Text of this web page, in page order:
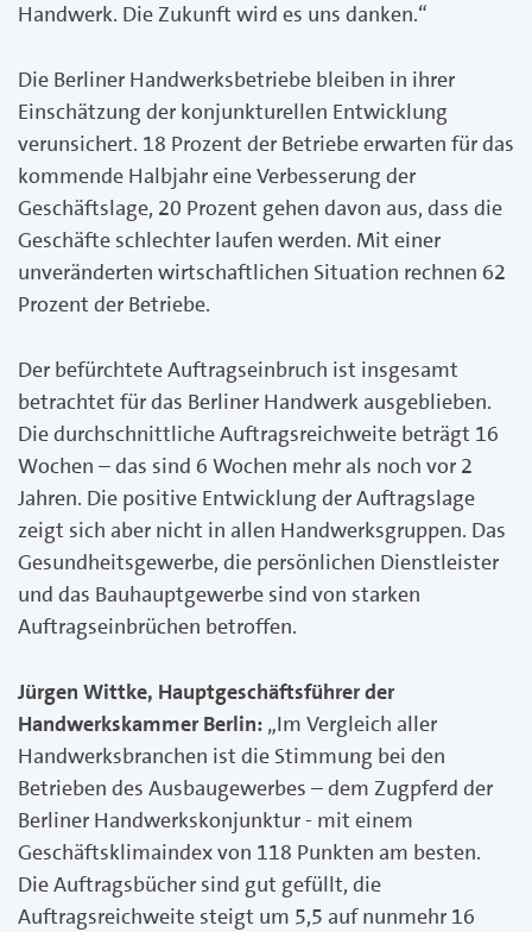
Handwerk. Die Zukunft wird es uns danken.“
Die Berliner Handwerksbetriebe bleiben in ihrer
Einschätzung der konjunkturellen Entwicklung
verunsichert. 18 Prozent der Betriebe erwarten für das
kommende Halbjahr eine Verbesserung der
Geschäftslage, 20 Prozent gehen davon aus, dass die
Geschäfte schlechter laufen werden. Mit einer
unveränderten wirtschaftlichen Situation rechnen 62
Prozent der Betriebe.
Der befürchtete Auftragseinbruch ist insgesamt
betrachtet für das Berliner Handwerk ausgeblieben.
Die durchschnittliche Auftragsreichweite beträgt 16
Wochen – das sind 6 Wochen mehr als noch vor 2
Jahren. Die positive Entwicklung der Auftragslage
zeigt sich aber nicht in allen Handwerksgruppen. Das
Gesundheitsgewerbe, die persönlichen Dienstleister
und das Bauhauptgewerbe sind von starken
Auftragseinbrüchen betroffen.
Jürgen Wittke, Hauptgeschäftsführer der
Handwerkskammer Berlin: „Im Vergleich aller
Handwerksbranchen ist die Stimmung bei den
Betrieben des Ausbaugewerbes – dem Zugpferd der
Berliner Handwerkskonjunktur - mit einem
Geschäftsklimaindex von 118 Punkten am besten.
Die Auftragsbücher sind gut gefüllt, die
Auftragsreichweite steigt um 5,5 auf nunmehr 16